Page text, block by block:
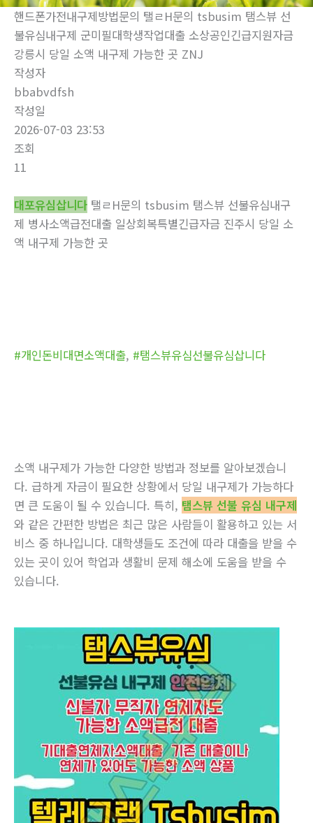
핸드폰가전내구제방법문의 탤ㄹH문의 tsbusim 탬스뷰 선
불유심내구제 군미필대학생작업대출 소상공인긴급지원자금
강릉시 당일 소액 내구제 가능한 곳 ZNJ
작성자
bbabvdfsh
작성일
2026-07-03 23:53
조회
11
대포유심삽니다 탤ㄹH문의 tsbusim 탬스뷰 선불유심내구
제 병사소액급전대출 일상회복특별긴급자금 진주시 당일 소
액 내구제 가능한 곳
#개인돈비대면소액대출, #탬스뷰유심선불유심삽니다
소액 내구제가 가능한 다양한 방법과 정보를 알아보겠습니
다. 급하게 자금이 필요한 상황에서 당일 내구제가 가능하다
면 큰 도움이 될 수 있습니다. 특히, 탬스뷰 선불 유심 내구제
와 같은 간편한 방법은 최근 많은 사람들이 활용하고 있는 서
비스 중 하나입니다. 대학생들도 조건에 따라 대출을 받을 수
있는 곳이 있어 학업과 생활비 문제 해소에 도움을 받을 수
있습니다.